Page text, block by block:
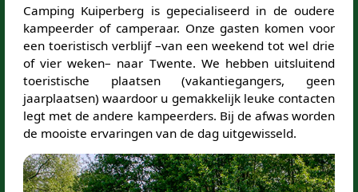
Camping Kuiperberg is gepecialiseerd in de oudere
kampeerder of camperaar. Onze gasten komen voor
een toeristisch verblijf –van een weekend tot wel drie
of vier weken– naar Twente. We hebben uitsluitend
toeristische plaatsen (vakantiegangers, geen
jaarplaatsen) waardoor u gemakkelijk leuke contacten
legt met de andere kampeerders. Bij de afwas worden
de mooiste ervaringen van de dag uitgewisseld.